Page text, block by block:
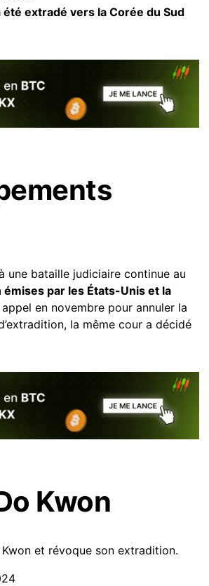
extradé vers la Corée du Sud
une bataille judiciaire continue au
émises par les États-Unis et la
en novembre pour annuler la
la même cour a décidé
Kwon
et révoque son extradition.